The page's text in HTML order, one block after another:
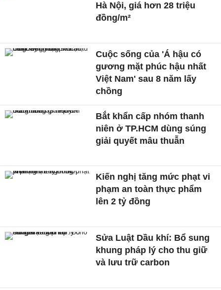
Hà Nội, giá hơn 28 triệu
đồng/m²
Cuộc sống của 'Á hậu có
gương mặt phúc hậu nhất
Việt Nam' sau 8 năm lấy
chồng
Bắt khẩn cấp nhóm thanh
niên ở TP.HCM dùng súng
giải quyết mâu thuẫn
Kiến nghị tăng mức phạt vi
phạm an toàn thực phẩm
lên 2 tỷ đồng
Sửa Luật Dầu khí: Bổ sung
khung pháp lý cho thu giữ
và lưu trữ carbon